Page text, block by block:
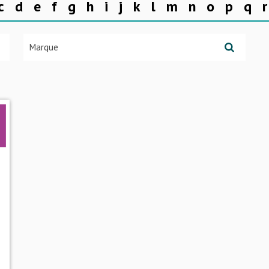
d e f g h i j k l m n o p q r